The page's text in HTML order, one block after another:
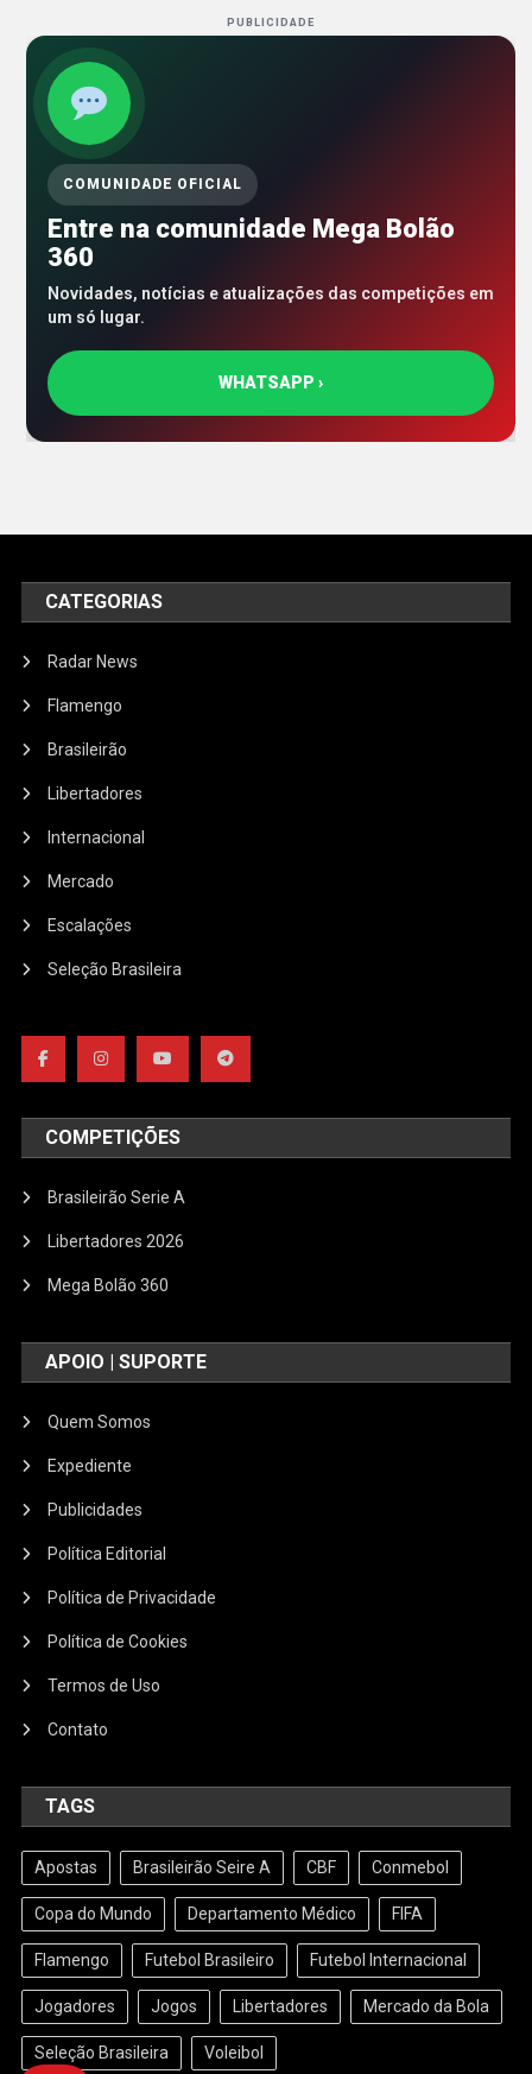
PUBLICIDADE
COMUNIDADE OFICIAL
Entre na comunidade Mega Bolão
360
Novidades, notícias e atualizações das competições em
um só lugar.
WHATSAPP ›
CATEGORIAS
Radar News
Flamengo
Brasileirão
Libertadores
Internacional
Mercado
Escalações
Seleção Brasileira
COMPETIÇÕES
Brasileirão Serie A
Libertadores 2026
Mega Bolão 360
APOIO | SUPORTE
Quem Somos
Expediente
Publicidades
Política Editorial
Política de Privacidade
Política de Cookies
Termos de Uso
Contato
TAGS
Apostas Brasileirão Seire A CBF Conmebol
Copa do Mundo Departamento Médico FIFA
Flamengo Futebol Brasileiro Futebol Internacional
Jogadores Jogos Libertadores Mercado da Bola
Seleção Brasileira Voleibol